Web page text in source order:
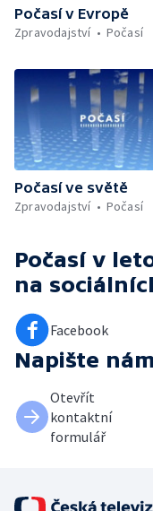
Počasí v Evropě
Zpravodajství
Počasí
Počasí ve světě
Zpravodajství
Počasí
Počasí v
na
Facebook
Napište nám
Otevřít
kontaktní
formulář